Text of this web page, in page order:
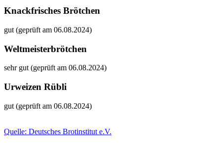
Knackfrisches Brötchen
gut (geprüft am 06.08.2024)
Weltmeisterbrötchen
sehr gut (geprüft am 06.08.2024)
Urweizen Rübli
gut (geprüft am 06.08.2024)
Quelle: Deutsches Brotinstitut e.V.